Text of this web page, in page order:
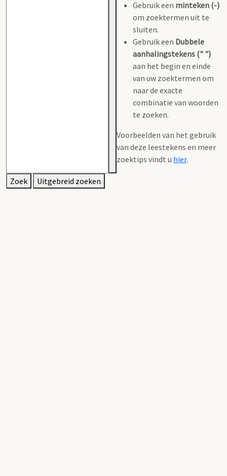
Gebruik een minteken (-)
om zoektermen uit te
sluiten.
Gebruik een Dubbele
aanhalingstekens (" ")
aan het begin en einde
van uw zoektermen om
naar de exacte
combinatie van woorden
te zoeken.
Voorbeelden van het gebruik
van deze leestekens en meer
zoektips vindt u hier.
Zoek Uitgebreid zoeken